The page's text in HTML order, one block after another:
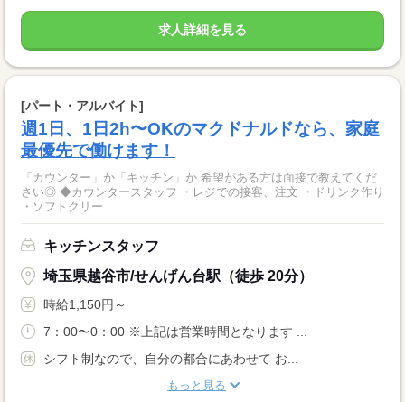
求人詳細を見る
[パート・アルバイト]
週1日、1日2h〜OKのマクドナルドなら、家庭
最優先で働けます！
「カウンター」か「キッチン」か 希望がある方は面接で教えてくだ
さい◎ ◆カウンタースタッフ ・レジでの接客、注文 ・ドリンク作り
・ソフトクリー...
キッチンスタッフ
埼玉県越谷市/せんげん台駅（徒歩 20分）
時給1,150円～
7：00〜0：00 ※上記は営業時間となります ...
シフト制なので、自分の都合にあわせて お...
もっと見る